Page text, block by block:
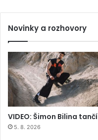
Novinky a rozhovory
VIDEO: Šimon Bilina tančí
5. 8. 2026